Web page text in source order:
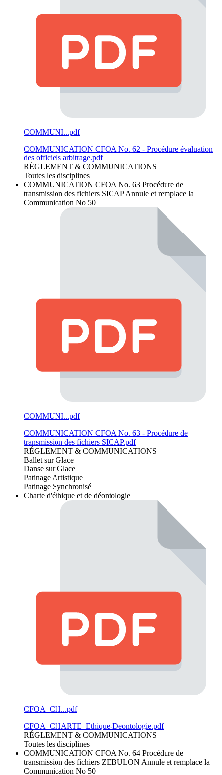
COMMUNI...pdf
COMMUNICATION CFOA No. 62 - Procédure évaluation
des officiels arbitrage.pdf
RÉGLEMENT & COMMUNICATIONS
Toutes les disciplines
COMMUNICATION CFOA No. 63 Procédure de
transmission des fichiers SICAP Annule et remplace la
Communication No 50
COMMUNI...pdf
COMMUNICATION CFOA No. 63 - Procédure de
transmission des fichiers SICAP.pdf
RÉGLEMENT & COMMUNICATIONS
Ballet sur Glace
Danse sur Glace
Patinage Artistique
Patinage Synchronisé
Charte d'éthique et de déontologie
CFOA_CH...pdf
CFOA_CHARTE_Ethique-Deontologie.pdf
RÉGLEMENT & COMMUNICATIONS
Toutes les disciplines
COMMUNICATION CFOA No. 64 Procédure de
transmission des fichiers ZEBULON Annule et remplace la
Communication No 50